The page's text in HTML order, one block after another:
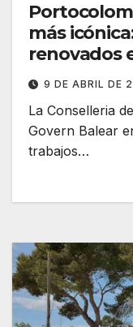
más
renovados
9 DE ABRIL DE
La Conselleria
Govern Balear
trabajos…